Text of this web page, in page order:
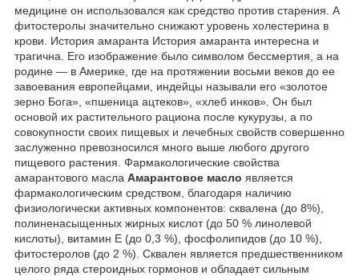
медицине он использовался как средство против старения. А
фитостеролы значительно снижают уровень холестерина в
крови. История амаранта История амаранта интересна и
трагична. Его изображение было символом бессмертия, а на
родине — в Америке, где на протяжении восьми веков до ее
завоевания европейцами, индейцы называли его «золотое
зерно Бога», «пшеница ацтеков», «хлеб инков». Он был
основой их растительного рациона после кукурузы, а по
совокупности своих пищевых и лечебных свойств совершенно
заслуженно превозносился много выше любого другого
пищевого растения. Фармакологические свойства
амарантового масла Амарантовое масло является
фармакологическим средством, благодаря наличию
физиологически активных компонентов: сквалена (до 8%),
полиненасыщенных жирных кислот (до 50 % линолевой
кислоты), витамин Е (до 0,3 %), фосфолипидов (до 10 %),
фитостеролов (до 2 %). Сквален является предшественником
целого ряда стероидных гормонов и обладает сильным